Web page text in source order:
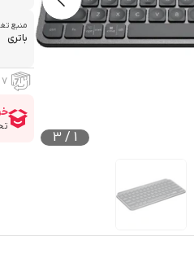
1
/
3
منبع
باتری
۷ روز ضمانت بازگشت کالا